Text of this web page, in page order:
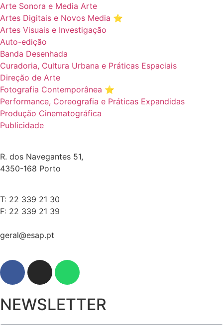
Arte Sonora e Media Arte
Artes Digitais e Novos Media ⭐️
Artes Visuais e Investigação
Auto-edição
Banda Desenhada
Curadoria, Cultura Urbana e Práticas Espaciais
Direção de Arte
Fotografia Contemporânea ⭐️
Performance, Coreografia e Práticas Expandidas
Produção Cinematográfica
Publicidade
R. dos Navegantes 51,
4350-168 Porto
T: 22 339 21 30
F: 22 339 21 39
geral@esap.pt
NEWSLETTER